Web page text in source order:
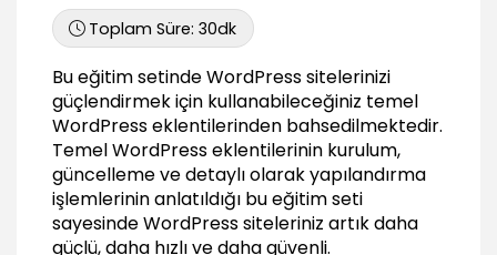
Site haritasının Google’a gönderilmesi
01:11
Sitmap.xml - xml.gz dosyalarının oluşturulması
00:55
Eklenti ayarlarının yapılandırılması
01:29
Gzippy
Gzippy eklentisinin kurulumu
Toplam Süre:30dk
Bu eğitim setinde WordPress sitelerinizi
güçlendirmek için kullanabileceğiniz temel
WordPress eklentilerinden bahsedilmektedir.
Temel WordPress eklentilerinin kurulum,
güncelleme ve detaylı olarak yapılandırma
işlemlerinin anlatıldığı bu eğitim seti
sayesinde WordPress siteleriniz artık daha
güçlü, daha hızlı ve daha güvenli.